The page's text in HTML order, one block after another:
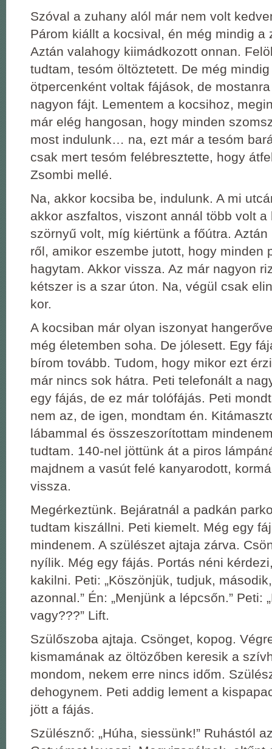
Szóval a zuhany alól már nem volt
Párom kiállt a kocsival, én még mindig
Aztán valahogy kiimádkozott onnan.
tudtam, tesóm öltöztetett. De még
ötpercenként voltak fájások, de
nagyon fájt. Lementem a kocsihoz,
már elég hangosan, hogy minden
most indulunk… na, ezt már a tesóm
csak mert tesóm felébresztette, hogy
Zsombi mellé.
Na, akkor kocsiba be, indulunk. A mi
akkor aszfaltos, viszont annál több volt a
szörnyű volt, míg kiértünk a főútra. Aztán
ről, amikor eszembe jutott, hogy minden
hagytam. Akkor vissza. Az már nagyon
kétszer is a szar úton. Na, végül csak
kor.
A kocsiban már olyan iszonyat
még életemben soha. De jólesett. Egy
bírom tovább. Tudom, hogy mikor ezt
már nincs sok hátra. Peti telefonált a
egy fájás, de ez már tolófájás. Peti
nem az, de igen, mondtam én.
lábammal és összeszorítottam
tudtam. 140-nel jöttünk át a piros
majdnem a vasút felé kanyarodott,
vissza.
Megérkeztünk. Bejáratnál a padkán
tudtam kiszállni. Peti kiemelt. Még egy
mindenem. A szülészet ajtaja zárva.
nyílik. Még egy fájás. Portás néni
kakilni. Peti: „Köszönjük, tudjuk,
azonnal.” Én: „Menjünk a lépcsőn.” Peti:
vagy???” Lift.
Szülőszoba ajtaja. Csönget, kopog.
kismamának az öltözőben keresik a
mondom, nekem erre nincs időm.
dehogynem. Peti addig lement a
jött a fájás.
Szülésznő: „Húha, siessünk!” Ruhástól